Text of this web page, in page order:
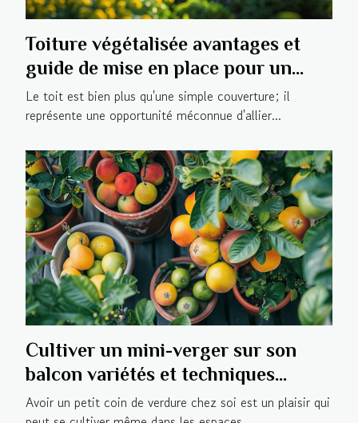
Toiture végétalisée avantages et
guide de mise en place pour un
habitat éco-responsable
Le toit est bien plus qu'une simple couverture; il
représente une opportunité méconnue d'allier...
Cultiver un mini-verger sur son
balcon variétés et techniques
adaptées
Avoir un petit coin de verdure chez soi est un plaisir qui